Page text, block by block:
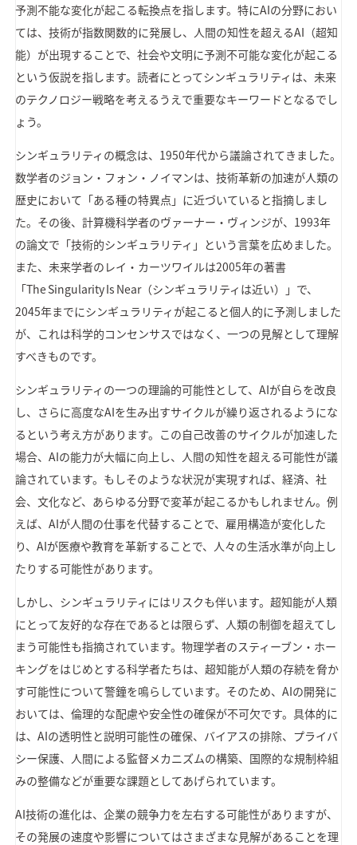
予測不能な変化が起こる転換点を指します。特にAIの分野におい
ては、技術が指数関数的に発展し、人間の知性を超えるAI（超知
能）が出現することで、社会や文明に予測不可能な変化が起こる
という仮説を指します。読者にとってシンギュラリティは、未来
のテクノロジー戦略を考えるうえで重要なキーワードとなるでし
ょう。
シンギュラリティの概念は、1950年代から議論されてきました。
数学者のジョン・フォン・ノイマンは、技術革新の加速が人類の
歴史において「ある種の特異点」に近づいていると指摘しまし
た。その後、計算機科学者のヴァーナー・ヴィンジが、1993年
の論文で「技術的シンギュラリティ」という言葉を広めました。
また、未来学者のレイ・カーツワイルは2005年の著書
「The Singularity Is Near（シンギュラリティは近い）」で、
2045年までにシンギュラリティが起こると個人的に予測しました
が、これは科学的コンセンサスではなく、一つの見解として理解
すべきものです。
シンギュラリティの一つの理論的可能性として、AIが自らを改良
し、さらに高度なAIを生み出すサイクルが繰り返されるようにな
るという考え方があります。この自己改善のサイクルが加速した
場合、AIの能力が大幅に向上し、人間の知性を超える可能性が議
論されています。もしそのような状況が実現すれば、経済、社
会、文化など、あらゆる分野で変革が起こるかもしれません。例
えば、AIが人間の仕事を代替することで、雇用構造が変化した
り、AIが医療や教育を革新することで、人々の生活水準が向上し
たりする可能性があります。
しかし、シンギュラリティにはリスクも伴います。超知能が人類
にとって友好的な存在であるとは限らず、人類の制御を超えてし
まう可能性も指摘されています。物理学者のスティーブン・ホー
キングをはじめとする科学者たちは、超知能が人類の存続を脅か
す可能性について警鐘を鳴らしています。そのため、AIの開発に
おいては、倫理的な配慮や安全性の確保が不可欠です。具体的に
は、AIの透明性と説明可能性の確保、バイアスの排除、プライバ
シー保護、人間による監督メカニズムの構築、国際的な規制枠組
みの整備などが重要な課題としてあげられています。
AI技術の進化は、企業の競争力を左右する可能性がありますが、
その発展の速度や影響についてはさまざまな見解があることを理